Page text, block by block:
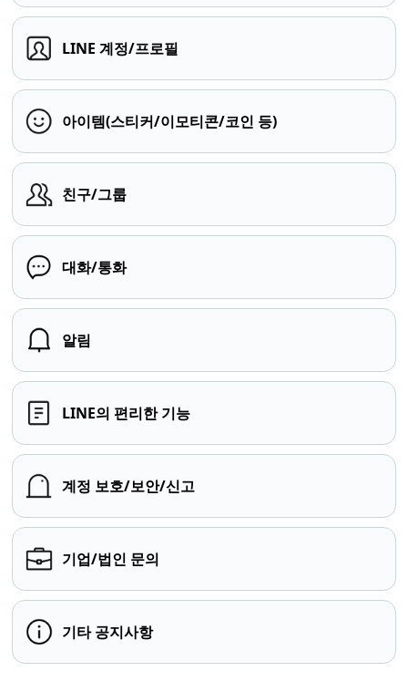
LINE 계정/프로필
아이템(스티커/이모티콘/코인 등)
친구/그룹
대화/통화
알림
LINE의 편리한 기능
계정 보호/보안/신고
기업/법인 문의
기타 공지사항